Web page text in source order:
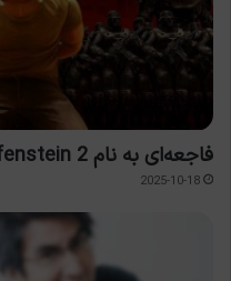
فاجعه‌ای به نام Wolfenstein 2 قسمت اول
2025-10-18